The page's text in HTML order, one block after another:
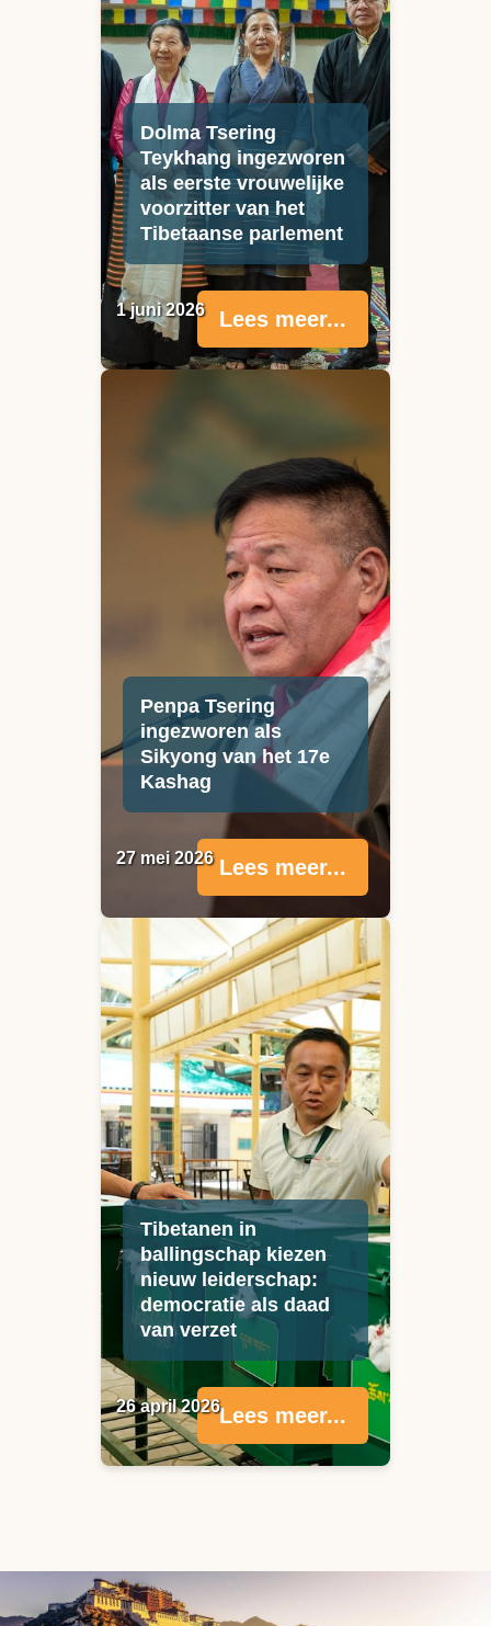
1 juni 2026
Dolma Tsering
Teykhang ingezworen
als eerste vrouwelijke
voorzitter van het
Tibetaanse parlement
Lees meer...
27 mei 2026
Penpa Tsering
ingezworen als
Sikyong van het 17e
Kashag
Lees meer...
26 april 2026
Tibetanen in
ballingschap kiezen
nieuw leiderschap:
democratie als daad
van verzet
Lees meer...